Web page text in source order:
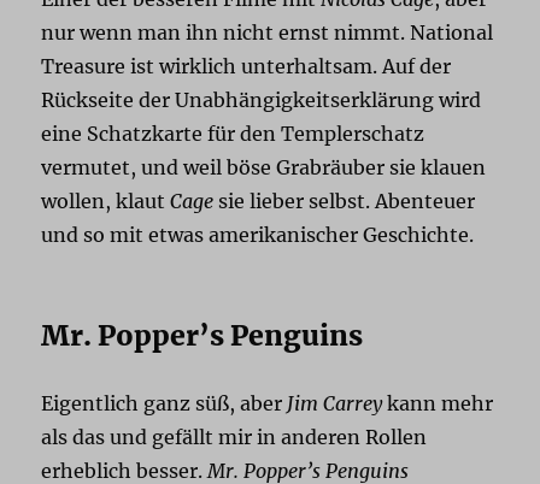
nur wenn man ihn nicht ernst nimmt. National
Treasure ist wirklich unterhaltsam. Auf der
Rückseite der Unabhängigkeitserklärung wird
eine Schatzkarte für den Templerschatz
vermutet, und weil böse Grabräuber sie klauen
wollen, klautCage sie lieber selbst. Abenteuer
und so mit etwas amerikanischer Geschichte.
Mr. Popper’s Penguins
Eigentlich ganz süß, aber Jim Carreykann mehr
als das und gefällt mir in anderen Rollen
erheblich besser. Mr. Popper’s Penguins